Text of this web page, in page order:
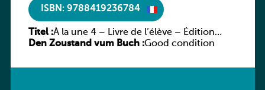
ISBN: 9788419236784
Titel :À la une 4 – Livre de l’élève – Édition
hybride
Den Zoustand vum Buch :Good condition